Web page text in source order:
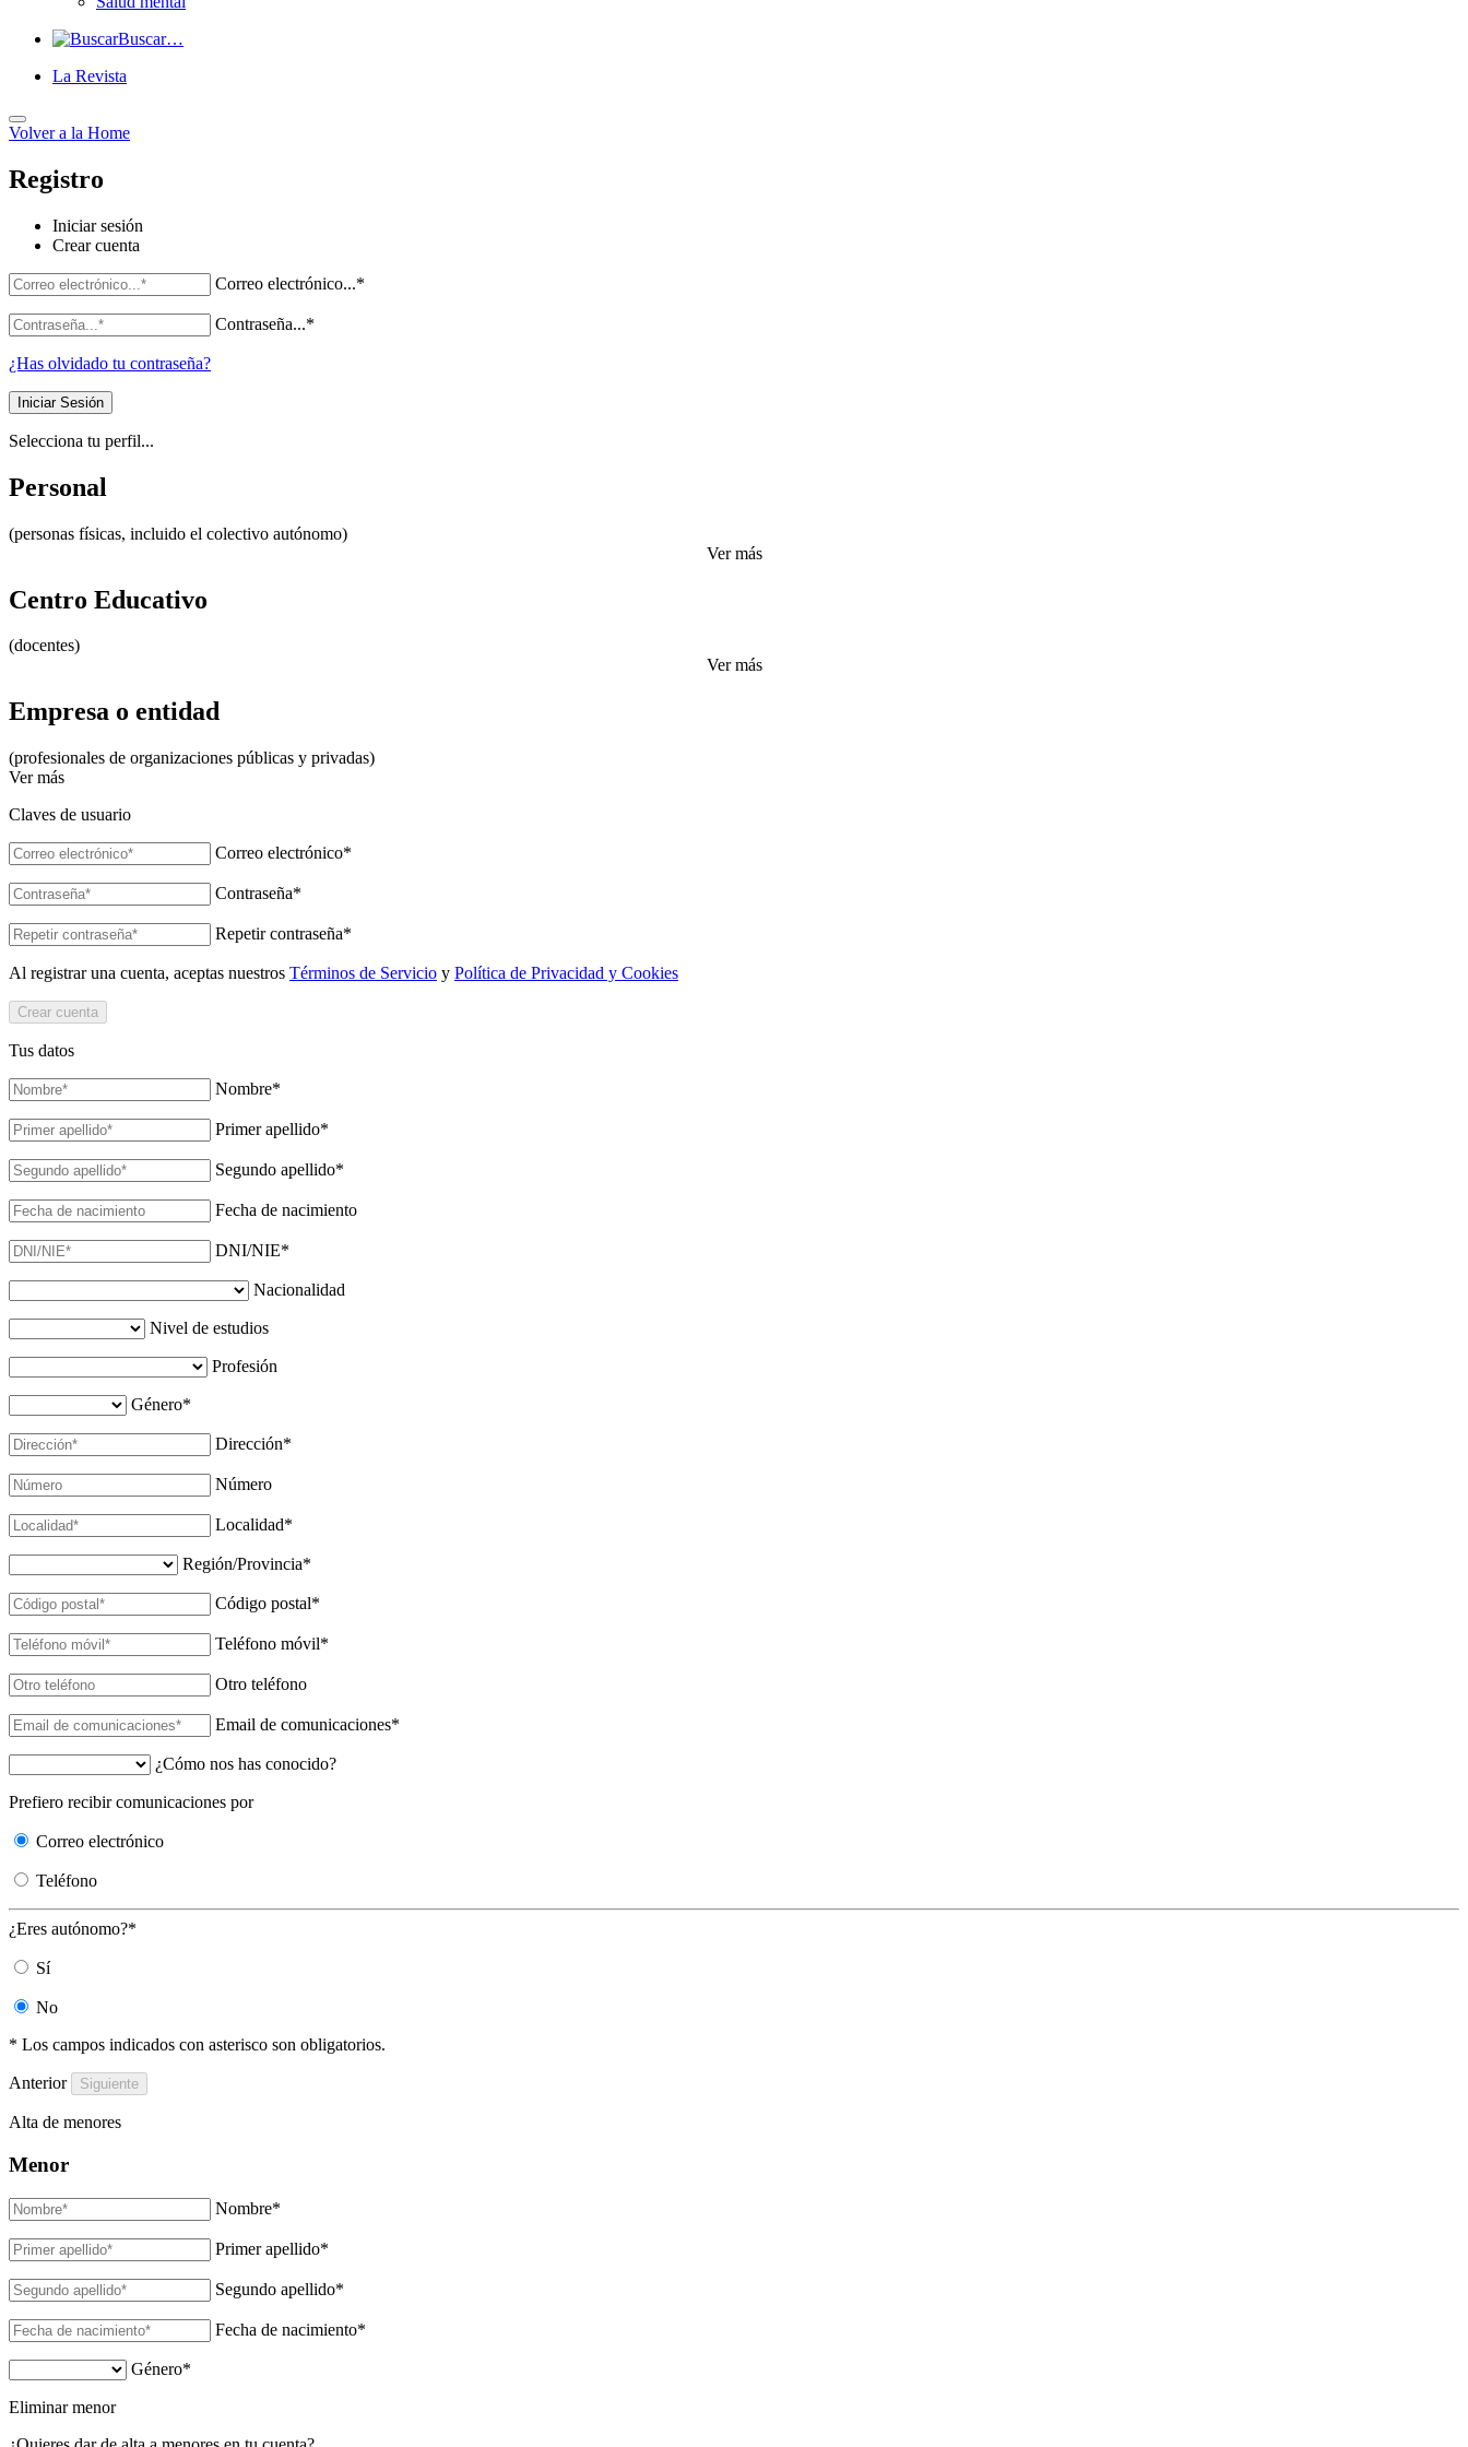
Buscar…
La Revista
Volver a la Home
Registro
Iniciar sesión
Crear cuenta
Formulario
de
inicio
de
sesión
Correo electrónico...*
Contraseña...*
¿Has olvidado tu contraseña?
Selecciona tu perfil...
Personal
(personas físicas, incluido el colectivo autónomo)
Ver más
Centro Educativo
(docentes)
Ver más
Empresa o entidad
(profesionales de organizaciones públicas y privadas)
Ver más
Claves de usuario
Correo electrónico*
Contraseña*
Repetir contraseña*
Al registrar una cuenta, aceptas nuestros Términos de Servicio y Política de Privacidad y Cookies
Tus datos
Nombre*
Primer apellido*
Segundo apellido*
Fecha de nacimiento
DNI/NIE*
Nacionalidad
Nivel de estudios
Profesión
Género*
Dirección*
Número
Localidad*
Región/Provincia*
Código postal*
Teléfono móvil*
Otro teléfono
Email de comunicaciones*
¿Cómo nos has conocido?
Prefiero recibir comunicaciones por
Correo electrónico
Teléfono
¿Eres autónomo?*
Sí
No
* Los campos indicados con asterisco son obligatorios.
Anterior
Alta de menores
Menor
Nombre*
Primer apellido*
Segundo apellido*
Fecha de nacimiento*
Género*
Eliminar menor